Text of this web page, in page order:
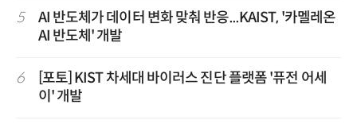
5
AI 반도체가 데이터 변화 맞춰 반응...KAIST, '카멜레온
AI 반도체' 개발
6
[포토] KIST 차세대 바이러스 진단 플랫폼 '퓨전 어세
이' 개발